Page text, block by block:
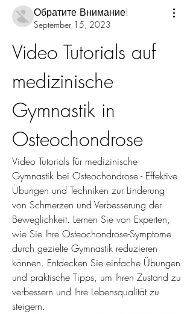
Обратите Внимание!
September 15, 2023
Video Tutorials auf
medizinische
Gymnastik in
Osteochondrose
Video Tutorials für medizinische
Gymnastik bei Osteochondrose - Effektive
Übungen und Techniken zur Linderung
von Schmerzen und Verbesserung der
Beweglichkeit. Lernen Sie von Experten,
wie Sie Ihre Osteochondrose-Symptome
durch gezielte Gymnastik reduzieren
können. Entdecken Sie einfache Übungen
und praktische Tipps, um Ihren Zustand zu
verbessern und Ihre Lebensqualität zu
steigern.